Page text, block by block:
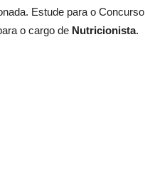
Estude para o Concurso
o cargo de Nutricionista.